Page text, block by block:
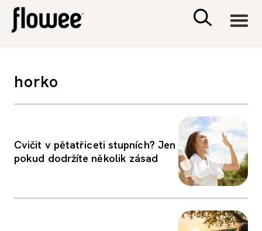
horko
Cvičit v pětatřiceti stupních? Jen
pokud dodržíte několik zásad